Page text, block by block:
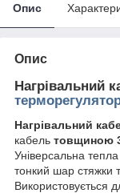
Опис
Опис
Нагрівальний
Нагрівальний
кабель товщиною
Універсальна
тонкий шар стяжки
Використовується